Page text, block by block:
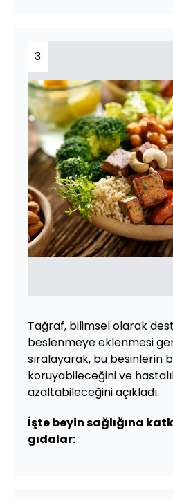
3
Tağraf, bilimsel olarak
beslenmeye eklenmesi
sıralayarak, bu besinlerin
koruyabileceğini ve
azaltabileceğini açıkladı.
İşte beyin sağlığına
gıdalar: